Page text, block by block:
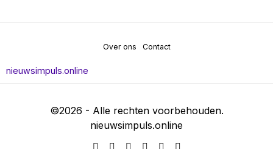
Over ons Contact
nieuwsimpuls.online
©2026 - Alle rechten voorbehouden.
nieuwsimpuls.online